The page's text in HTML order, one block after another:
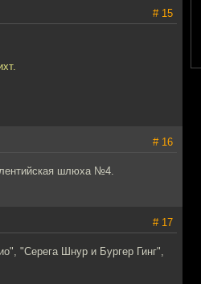
# 15
# 16
шлюха №4.
# 17
"Серега Шнур и Бургер Гинг",